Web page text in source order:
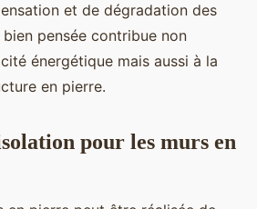
et de dégradation des
pensée contribue non
énergétique mais aussi à la
en pierre.
pour les murs en